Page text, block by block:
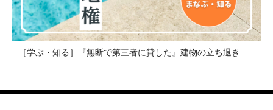
［学ぶ・知る］『無断で第三者に貸した』建物の立ち退き